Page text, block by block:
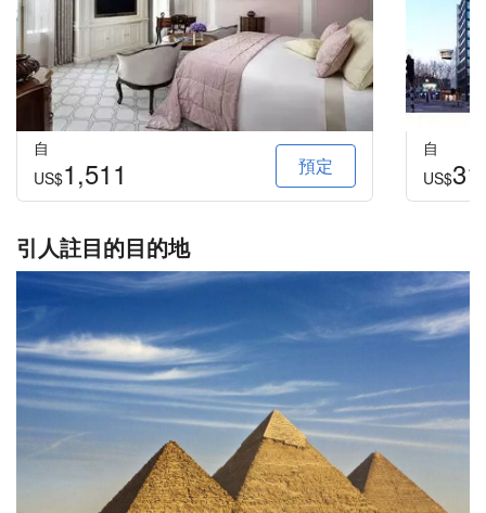
自
US$1,511 預定
自
US$
引人註目的目的地